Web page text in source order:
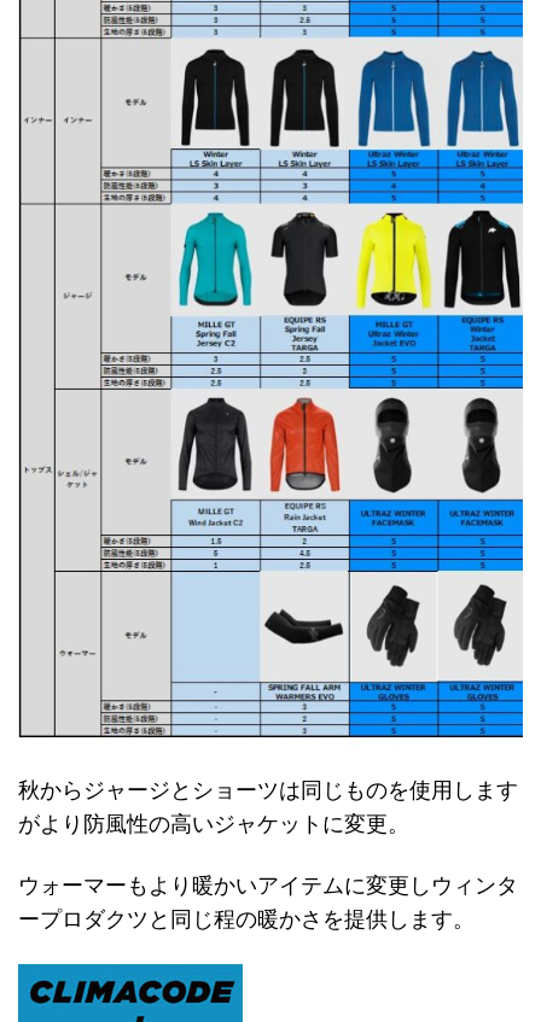
秋からジャージとショーツは同じものを使用します
がより防風性の高いジャケットに変更。
ウォーマーもより暖かいアイテムに変更しウィンタ
ープロダクツと同じ程の暖かさを提供します。